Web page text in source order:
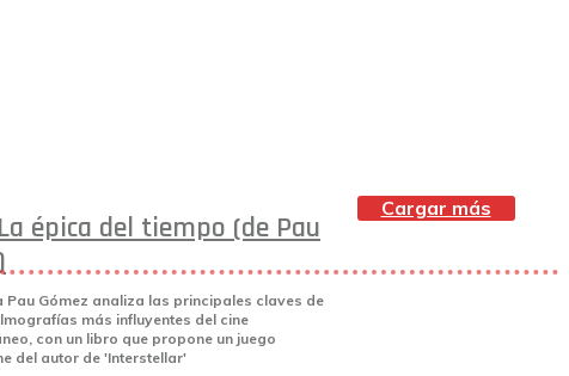
épica del tiempo (de Pau
Pau Gómez analiza las principales claves de
más influyentes del cine
con un libro que propone un juego
del autor de 'Interstellar'
Cargar más